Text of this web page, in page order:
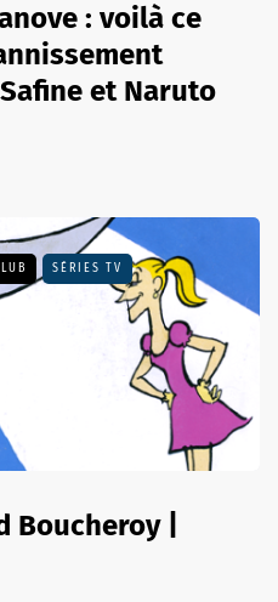
: voilà ce
et Naruto
SÉRIES TV
Boucheroy |